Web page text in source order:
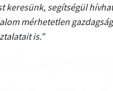
keresünk, segítségül
mérhetetlen
is.”